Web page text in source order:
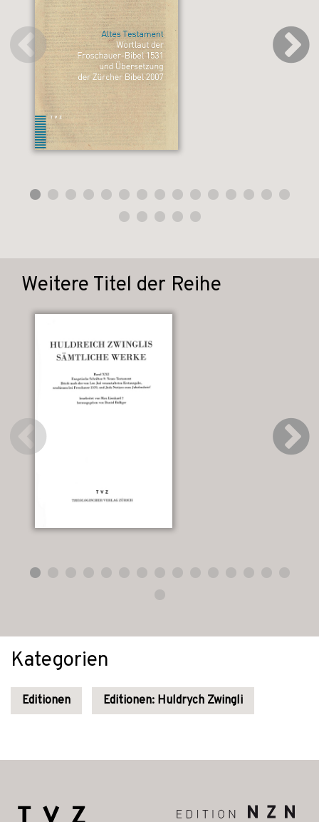
Weitere Titel der Reihe
Kategorien
Editionen Editionen: Huldrych Zwingli